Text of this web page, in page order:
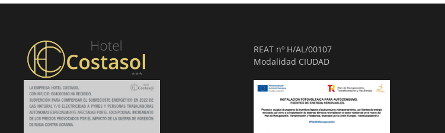
REAT nº H/AL/00107
Modalidad CIUDAD